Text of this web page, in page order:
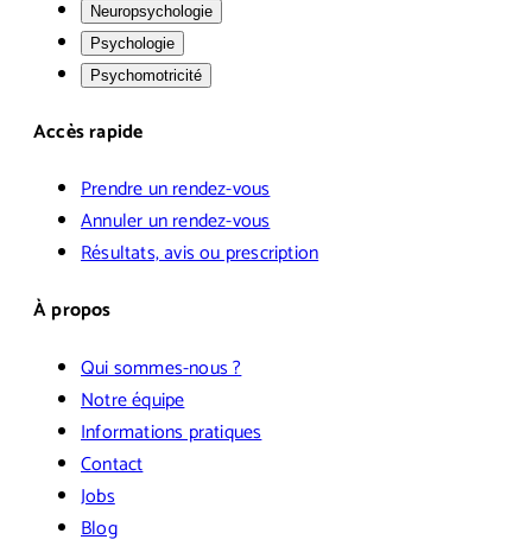
Neuropsychologie
Psychologie
Psychomotricité
Accès rapide
Prendre un rendez-vous
Annuler un rendez-vous
Résultats, avis ou prescription
À propos
Qui sommes-nous ?
Notre équipe
Informations pratiques
Contact
Jobs
Blog